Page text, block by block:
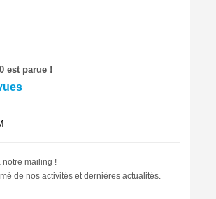
est parue !
notre mailing !
de nos activités et dernières actualités.